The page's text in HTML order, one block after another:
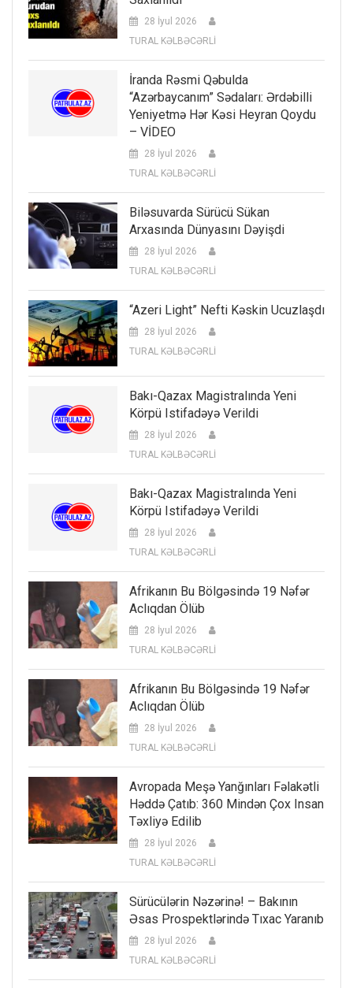
28 İyul 2026
TURAL KƏLBƏCƏRLİ
İranda Rəsmi Qəbulda
“Azərbaycanım” Sədaları: Ərdəbilli
Yeniyetmə Hər Kəsi Heyran Qoydu
– VİDEO
28 İyul 2026
TURAL KƏLBƏCƏRLİ
Biləsuvarda Sürücü Sükan
Arxasında Dünyasını Dəyişdi
28 İyul 2026
TURAL KƏLBƏCƏRLİ
“Azeri Light” Nefti Kəskin Ucuzlaşdı
28 İyul 2026
TURAL KƏLBƏCƏRLİ
Bakı-Qazax Magistralında Yeni
Körpü Istifadəyə Verildi
28 İyul 2026
TURAL KƏLBƏCƏRLİ
Bakı-Qazax Magistralında Yeni
Körpü Istifadəyə Verildi
28 İyul 2026
TURAL KƏLBƏCƏRLİ
Afrikanın Bu Bölgəsində 19 Nəfər
Aclıqdan Ölüb
28 İyul 2026
TURAL KƏLBƏCƏRLİ
Afrikanın Bu Bölgəsində 19 Nəfər
Aclıqdan Ölüb
28 İyul 2026
TURAL KƏLBƏCƏRLİ
Avropada Meşə Yanğınları Fəlakətli
Həddə Çatıb: 360 Mindən Çox Insan
Təxliyə Edilib
28 İyul 2026
TURAL KƏLBƏCƏRLİ
Sürücülərin Nəzərinə! – Bakının
Əsas Prospektlərində Tıxac Yaranıb
28 İyul 2026
TURAL KƏLBƏCƏRLİ